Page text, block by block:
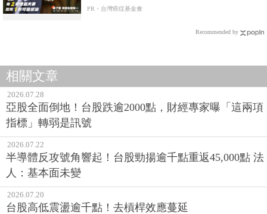
PR・台灣癌症基金會
Recommended by
相關文章
2026.07.28
亞股全面倒地！台股跌逾2000點，財經專家曝「這兩項
指標」轉弱是訊號
2026.07.22
半導體反攻號角響起！台股勁揚逾千點重返45,000點 法
人：基本面未變
2026.07.20
台股高低震盪逾千點！去槓桿效應蔓延